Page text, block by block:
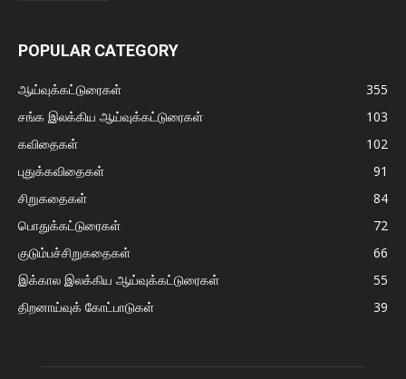
POPULAR CATEGORY
ஆய்வுக்கட்டுரைகள்
355
சங்க இலக்கிய ஆய்வுக்கட்டுரைகள்
103
கவிதைகள்
102
புதுக்கவிதைகள்
91
சிறுகதைகள்
84
பொதுக்கட்டுரைகள்
72
குடும்பச்சிறுகதைகள்
66
இக்கால இலக்கிய ஆய்வுக்கட்டுரைகள்
55
திறனாய்வுக் கோட்பாடுகள்
39